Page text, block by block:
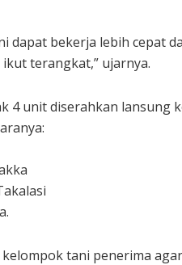
dapat bekerja lebih cepat
terangkat,” ujarnya.
4 unit diserahkan lansung
tani penerima